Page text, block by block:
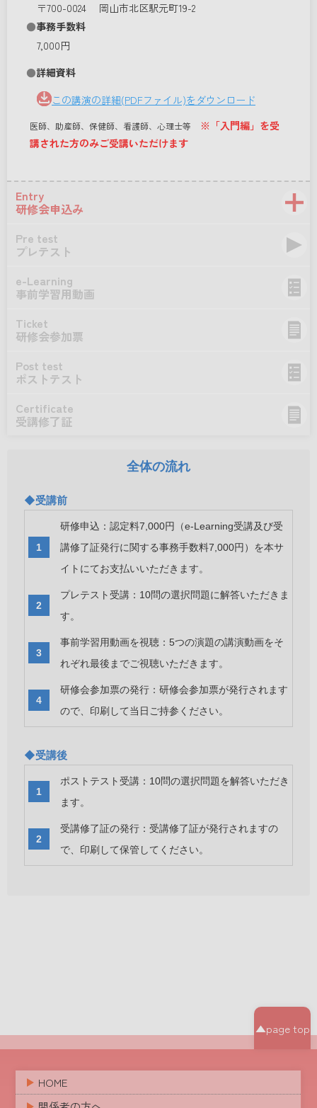
〒700-0024 岡山市北区駅元町19-2
事務手数料
7,000円
詳細資料
この講演の詳細(PDFファイル)をダウンロード
医師、助産師、保健師、看護師、心理士等
※「入門編」を受
講された方のみご受講いただけます
Entry
研修会申込み
Pre test
プレテスト
e-Learning
事前学習用動画
Ticket
研修会参加票
Post test
ポストテスト
Certificate
受講修了証
全体の流れ
◆受講前
研修申込：認定料7,000円（e-Learning受講及び受
講修了証発行に関する事務手数料7,000円）を本サ
イトにてお支払いいただきます。
プレテスト受講：10問の選択問題に解答いただきま
す。
事前学習用動画を視聴：5つの演題の講演動画をそ
れぞれ最後までご視聴いただきます。
研修会参加票の発行：研修会参加票が発行されます
ので、印刷して当日ご持参ください。
◆受講後
ポストテスト受講：10問の選択問題を解答いただき
ます。
受講修了証の発行：受講修了証が発行されますの
で、印刷して保管してください。
▲page top
HOME